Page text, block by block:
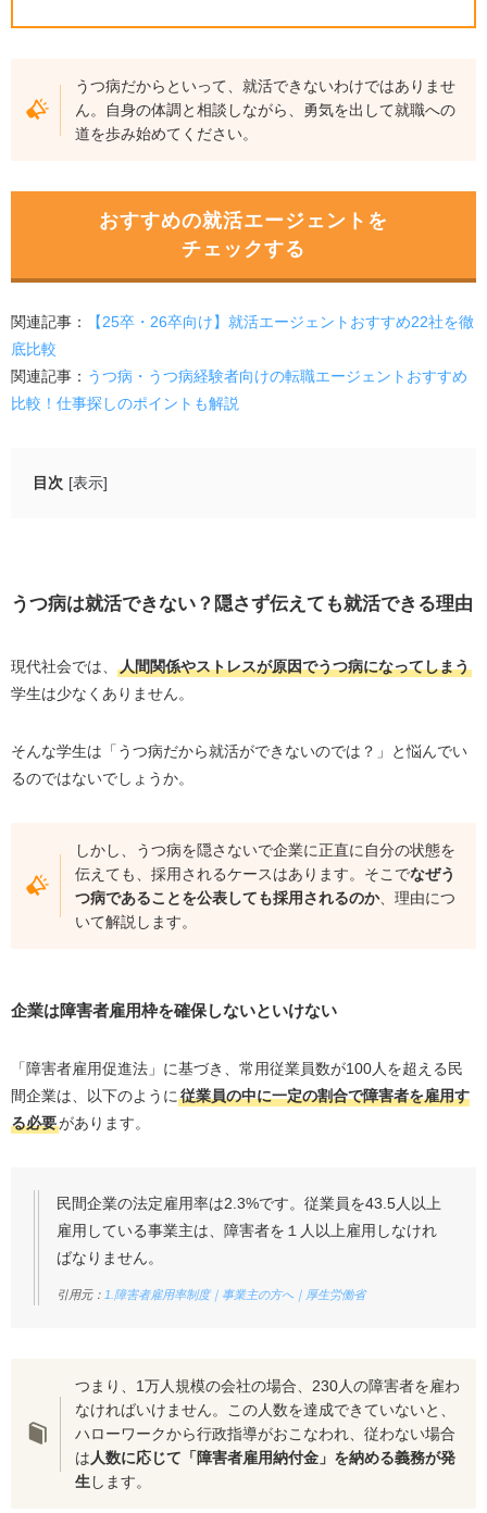
うつ病だからといって、就活できないわけではありませ
ん。自身の体調と相談しながら、勇気を出して就職への
道を歩み始めてください。
おすすめの就活エージェントを
チェックする
関連記事：
【25卒・26卒向け】就活エージェントおすすめ22社を徹
底比較
関連記事： うつ病・うつ病経験者向けの転職エージェントおすすめ
比較！仕事探しのポイントも解説
目次 [表示]
注意点：総合職採用は難しい可能性も
主治医に相談する
生活習慣を整える
身近な人との交流を増やす
履歴書を書いてみる
うつ病の就活生が内定を取るための就活の進め方
うつ病であることを認める
障害者手帳を取得する
うつ病の就活生が就職を成功させる方法
うつ病に対応している求人サイトを利用する
うつ病に対応しているエージェントを利用する
キャリアスタート
うつ病は就活できない？隠さず伝えても就活できる理由
現代社会では、
人間関係やストレスが原因でうつ病になってしまう
学生は少なくありません。
そんな学生は「うつ病だから就活ができないのでは？」と悩んでい
るのではないでしょうか。
しかし、うつ病を隠さないで企業に正直に自分の状態を
伝えても、採用されるケースはあります。そこでなぜう
つ病であることを公表しても採用されるのか、理由につ
いて解説します。
企業は障害者雇用枠を確保しないといけない
「障害者雇用促進法」に基づき、常用従業員数が100人を超える民
間企業は、以下のように 従業員の中に一定の割合で障害者を雇用す
る必要があります。
民間企業の法定雇用率は2.3%です。従業員を43.5人以上
雇用している事業主は、障害者を１人以上雇用しなけれ
ばなりません。
引用元： 1.障害者雇用率制度｜事業主の方へ｜厚生労働省
つまり、 1万人規模の会社の場合、 230人の障害者を雇わ
なければいけません。この人数を達成できていないと、
ハローワークから行政指導がおこなわれ、従わない場合
は 人数に応じて「障害者雇用納付金」を納める義務が発
生 します。